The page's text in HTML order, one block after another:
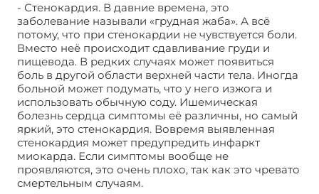
- Стенокардия. В давние времена, это
заболевание называли «грудная жаба». А всё
потому, что при стенокардии не чувствуется боли.
Вместо неё происходит сдавливание груди и
пищевода. В редких случаях может появиться
боль в другой области верхней части тела. Иногда
больной может подумать, что у него изжога и
использовать обычную соду. Ишемическая
болезнь сердца симптомы её различны, но самый
яркий, это стенокардия. Вовремя выявленная
стенокардия может предупредить инфаркт
миокарда. Если симптомы вообще не
проявляются, это очень плохо, так как это чревато
смертельным случаям.